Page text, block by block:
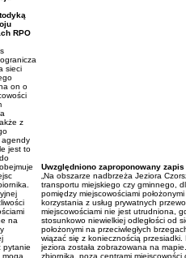
RPO
sieci
on o
z
agendy
jest to
na
pytanie
mogą
Uwzględniono zaproponowany zapis
„Na obszarze nadbrzeża Jeziora
transportu miejskiego czy gminnego,
pomiędzy miejscowościami
korzystania z usług prywatnych
miejscowościami nie jest utrudniona,
stosunkowo niewielkiej odległości od
położonymi na przeciwległych
wiązać się z koniecznością
jeziora została zobrazowana na
zbiornika, poza centrami